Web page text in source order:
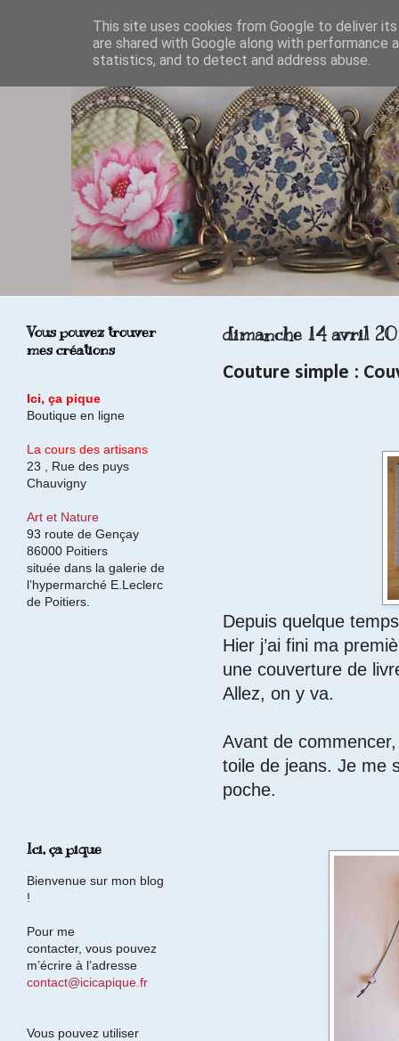
dimanche 14 avril
Couture simple :
Depuis quelque
Hier j’ai fini ma
une couverture de
Allez, on y va.
Avant de
toile de jeans. Je me
poche.
Vous pouvez trouver
mes créations
Ici, ça pique
Boutique en ligne
La cours des artisans
23 , Rue des puys
Chauvigny
Art et Nature
93 route de Gençay
86000 Poitiers
située dans la galerie de
l’hypermarché E.Leclerc
de Poitiers.
Ici, ça pique
Bienvenue sur mon blog
!
Pour me
contacter, vous pouvez
m’écrire à l’adresse
contact@icicapique.fr
Vous pouvez utiliser
This site uses cookies from Google to deliver
are shared with Google along with
statistics, and to detect and address abuse.